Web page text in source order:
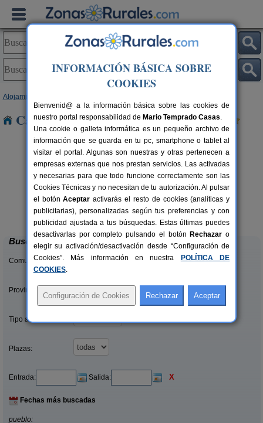
Alojamientos
Casas Rurales cerca de Torelló
6+6 pers.
desde25 €
El Mas de Tous
Sant Martí de Tous (Barcelona)
Buscar
Comunidades:
Provincias/Islas:
Tipo alquiler:
Plazas:
Entrada: Salida: X
Fechas más buscadas
pueblo:
INFORMACIÓN BÁSICA SOBRE
COOKIES
Bienvenid@ a la información básica sobre las cookies de
nuestro portal responsabilidad de Mario Temprado Casas.
Una cookie o galleta informática es un pequeño archivo de
información que se guarda en tu pc, smartphone o tablet al
visitar el portal. Algunas son nuestras y otras pertenecen a
empresas externas que nos prestan servicios. Las activadas
y necesarias para que todo funcione correctamente son las
Cookies Técnicas y no necesitan de tu autorización. Al pulsar
el botónAceptar activarás el resto de cookies (analíticas y
publicitarias), personalizadas según tus preferencias y con
publicidad ajustada a tus búsquedas. Estas últimas puedes
desactivarlas por completo pulsando el botón Rechazar o
elegir su activación/desactivación desde “Configuración de
Cookies”. Más información en nuestra
POLÍTICA DE
COOKIES.